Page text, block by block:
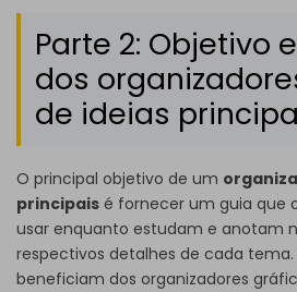
Parte 2: Objetivo
dos
de ideias
O principal objetivo de um
principais é fornecer um guia que
usar enquanto estudam e anotam
respectivos detalhes de cada
beneficiam dos organizadores